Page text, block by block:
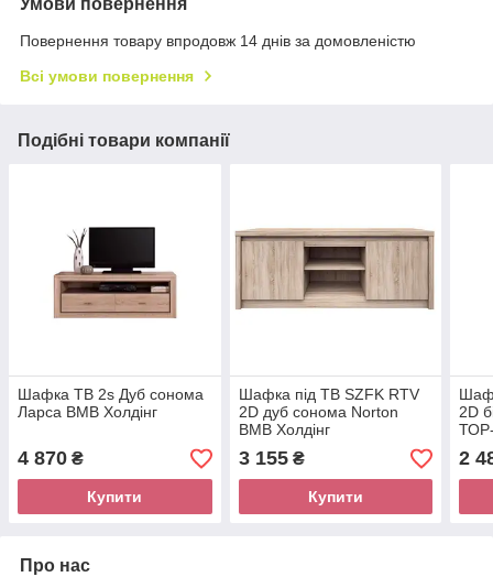
Повернення товару впродовж 14 днів за домовленістю
Всі умови повернення
Подібні товари компанії
Шафка ТВ 2s Дуб сонома
Ларса ВМВ Холдінг
4 870 ₴
Купити
Шафка під ТВ SZFK RTV
2D дуб сонома Norton
ВМВ Холдінг
3 155₴
Купити
2D
2
Про нас